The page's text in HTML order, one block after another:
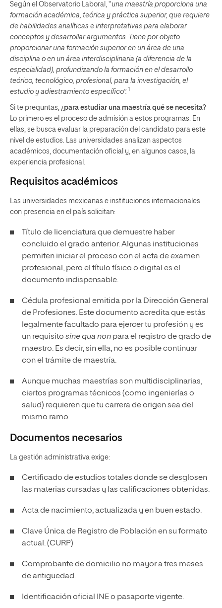
Según el Observatorio Laboral, “una maestría proporciona una
formación académica, teórica y práctica superior, que requiere
de habilidades analíticas e interpretativas para elaborar
conceptos y desarrollar argumentos. Tiene por objeto
proporcionar una formación superior en un área de una
disciplina o en un área interdisciplinaria (a diferencia de la
especialidad), profundizando la formación en el desarrollo
teórico, tecnológico, profesional, para la investigación, el
estudio y adiestramiento específico”. 1
Si te preguntas, ¿ para estudiar una maestría qué se necesita?
Lo primero es el proceso de admisión a estos programas. En
ellas, se busca evaluar la preparación del candidato para este
nivel de estudios. Las universidades analizan aspectos
académicos, documentación oficial y, en algunos casos, la
experiencia profesional.
Requisitos académicos
Las universidades mexicanas e instituciones internacionales
con presencia en el país solicitan:
Título de licenciaturaque demuestre haber
concluido el grado anterior. Algunas instituciones
permiten iniciar el proceso con el acta de examen
profesional, pero el título físico o digital es el
documento indispensable.
Cédula profesional emitida por la Dirección General
de Profesiones. Este documento acredita que estás
legalmente facultado para ejercer tu profesión y es
un requisito sine qua non para el registro de grado de
maestro. Es decir, sin ella, no es posible continuar
con el trámite de maestría.
Aunque muchas maestrías son multidisciplinarias,
ciertos programas técnicos (como ingenierías o
salud) requieren que tu carrera de origen sea del
mismo ramo.
Documentos necesarios
La gestión administrativa exige:
Certificado de estudios totales donde se desglosen
las materias cursadas y las calificaciones obtenidas.
Acta de nacimiento, actualizada y en buen estado.
Clave Única de Registro de Población en su formato
actual. (CURP)
Comprobante de domicilio no mayor a tres meses
de antigüedad.
Identificación oficial INE o pasaporte vigente.